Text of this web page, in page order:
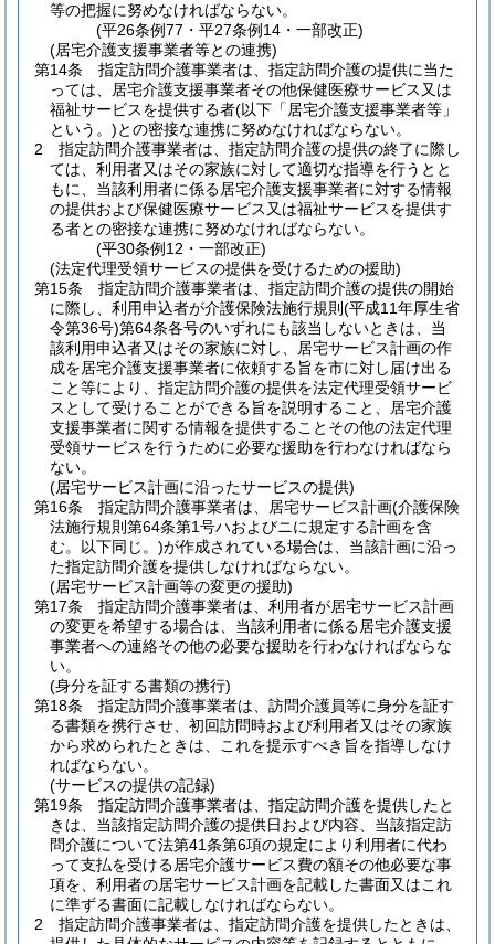
等の把握に努めなければならない。
(平26条例77・平27条例14・一部改正)
(居宅介護支援事業者等との連携)
第14条
指定訪問介護事業者は、指定訪問介護の提供に当た
っては、居宅介護支援事業者その他保健医療サービス又は
福祉サービスを提供する者(以下「居宅介護支援事業者等」
という。)との密接な連携に努めなければならない。
2
指定訪問介護事業者は、指定訪問介護の提供の終了に際し
ては、利用者又はその家族に対して適切な指導を行うとと
もに、当該利用者に係る居宅介護支援事業者に対する情報
の提供および保健医療サービス又は福祉サービスを提供す
る者との密接な連携に努めなければならない。
(平30条例12・一部改正)
(法定代理受領サービスの提供を受けるための援助)
第15条
指定訪問介護事業者は、指定訪問介護の提供の開始
に際し、利用申込者が介護保険法施行規則 (平成11年厚生省
令第36号)第64条各号のいずれにも該当しないときは、当
該利用申込者又はその家族に対し、居宅サービス計画の作
成を居宅介護支援事業者に依頼する旨を市に対し届け出る
こと等により、指定訪問介護の提供を法定代理受領サービ
スとして受けることができる旨を説明すること、居宅介護
支援事業者に関する情報を提供することその他の法定代理
受領サービスを行うために必要な援助を行わなければなら
ない。
(居宅サービス計画に沿ったサービスの提供)
第16条
指定訪問介護事業者は、居宅サービス計画(介護保険
法施行規則第64条第1号ハおよびニに規定する計画を含
む。以下同じ。)が作成されている場合は、当該計画に沿っ
た指定訪問介護を提供しなければならない。
(居宅サービス計画等の変更の援助)
第17条
指定訪問介護事業者は、利用者が居宅サービス計画
の変更を希望する場合は、当該利用者に係る居宅介護支援
事業者への連絡その他の必要な援助を行わなければならな
い。
(身分を証する書類の携行)
第18条
指定訪問介護事業者は、訪問介護員等に身分を証す
る書類を携行させ、初回訪問時および利用者又はその家族
から求められたときは、これを提示すべき旨を指導しなけ
ればならない。
(サービスの提供の記録)
第19条
指定訪問介護事業者は、指定訪問介護を提供したと
きは、当該指定訪問介護の提供日および内容、当該指定訪
問介護について法第41条第6項の規定により利用者に代わ
って支払を受ける居宅介護サービス費の額その他必要な事
項を、利用者の居宅サービス計画を記載した書面又はこれ
に準ずる書面に記載しなければならない。
2
指定訪問介護事業者は、指定訪問介護を提供したときは、